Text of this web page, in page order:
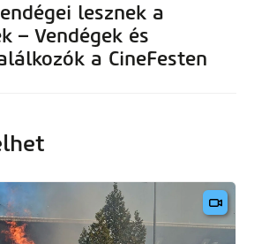
lesznek a
– Vendégek és
a CineFesten